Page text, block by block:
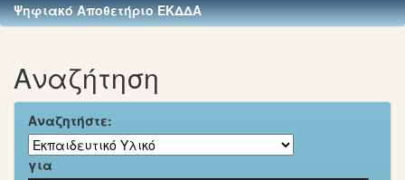
Ψηφιακό Αποθετήριο ΕΚΔΔΑ
Αναζήτηση
Αναζητήστε:
για